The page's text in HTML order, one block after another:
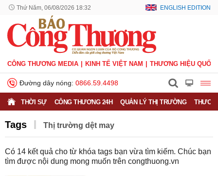
Thứ Năm, 06/08/2026 18:32 ENGLISH EDITION
CÔNG THƯƠNG MEDIA KINH TẾ VIỆT NAM THƯƠNG HIỆU QUỐC
Đường dây nóng: 0866.59.4498
THỜI SỰ CÔNG THƯƠNG 24H QUẢN LÝ THỊ TRƯỜNG
Tags Thị trường dệt may
Có 14 kết quả cho từ khóa tags bạn vừa tìm kiếm. Chúc bạn
tìm được nội dung mong muốn trên congthuong.vn